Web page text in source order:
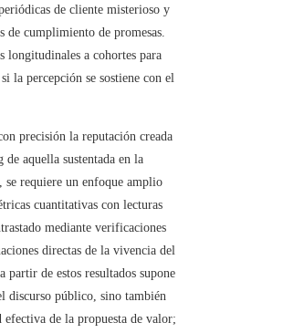
de cliente misterioso y
de cumplimiento de promesas.
longitudinales a cohortes para
la percepción se sostiene con el
precisión la reputación creada
aquella sustentada en la
se requiere un enfoque amplio
cuantitativas con lecturas
mediante verificaciones
directas de la vivencia del
partir de estos resultados supone
discurso público, sino también
efectiva de la propuesta de valor;